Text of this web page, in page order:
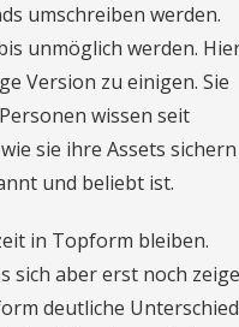
umschreiben werden.
unmöglich werden.
Version zu einigen. Sie
wissen seit
sie ihre Assets sichern
und beliebt ist.
in Topform bleiben.
sich aber erst noch
deutliche